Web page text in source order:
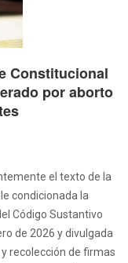
Constitucional
por aborto
el texto de la
condicionada la
Código Sustantivo
de 2026 y divulgada
recolección de firmas